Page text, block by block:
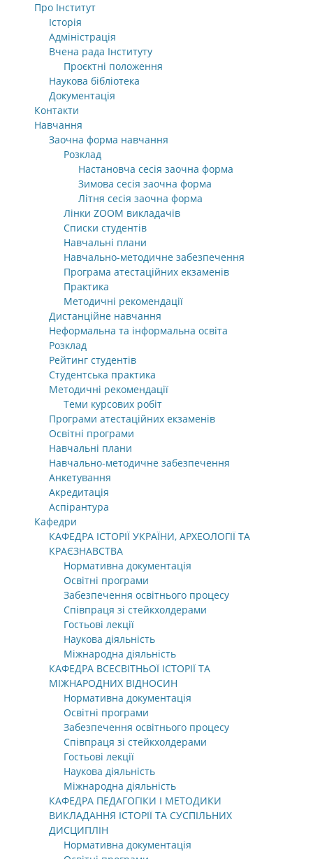
Про Інститут
Історія
Адміністрація
Вчена рада Інституту
Проєктні положення
Наукова бібліотека
Документація
Контакти
Навчання
Заочна форма навчання
Розклад
Настановча сесія заочна форма
Зимова сесія заочна форма
Літня сесія заочна форма
Лінки ZOOM викладачів
Списки студентів
Навчальні плани
Навчально-методичне забезпечення
Програма атестаційних екзаменів
Практика
Методичні рекомендації
Дистанційне навчання
Неформальна та інформальна освіта
Розклад
Рейтинг студентів
Студентська практика
Методичні рекомендації
Теми курсових робіт
Програми атестаційних екзаменів
Освітні програми
Навчальні плани
Навчально-методичне забезпечення
Анкетування
Акредитація
Аспірантура
Кафедри
КАФЕДРА ІСТОРІЇ УКРАЇНИ, АРХЕОЛОГІЇ ТА
КРАЄЗНАВСТВА
Нормативна документація
Освітні програми
Забезпечення освітнього процесу
Співпраця зі стейкхолдерами
Гостьові лекції
Наукова діяльність
Міжнародна діяльність
КАФЕДРА ВСЕСВІТНЬОЇ ІСТОРІЇ ТА
МІЖНАРОДНИХ ВІДНОСИН
Нормативна документація
Освітні програми
Забезпечення освітнього процесу
Співпраця зі стейкхолдерами
Гостьові лекції
Наукова діяльність
Міжнародна діяльність
КАФЕДРА ПЕДАГОГІКИ І МЕТОДИКИ
ВИКЛАДАННЯ ІСТОРІЇ ТА СУСПІЛЬНИХ
ДИСЦИПЛІН
Нормативна документація